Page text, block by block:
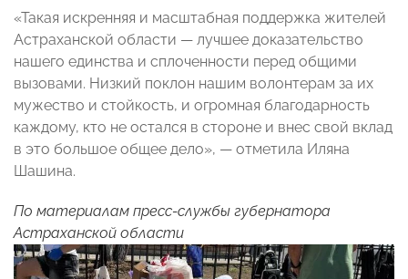
«Такая искренняя и масштабная поддержка жителей
Астраханской области — лучшее доказательство
нашего единства и сплоченности перед общими
вызовами. Низкий поклон нашим волонтерам за их
мужество и стойкость, и огромная благодарность
каждому, кто не остался в стороне и внес свой вклад
в это большое общее дело», — отметила Иляна
Шашина.
По материалам пресс-службы губернатора
Астраханской области